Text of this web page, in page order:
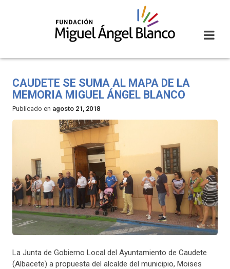
CAUDETE SE SUMA AL MAPA DE LA
MEMORIA MIGUEL ÁNGEL BLANCO
Publicado en agosto 21, 2018
La Junta de Gobierno Local del Ayuntamiento de Caudete
(Albacete) a propuesta del alcalde del municipio, Moises